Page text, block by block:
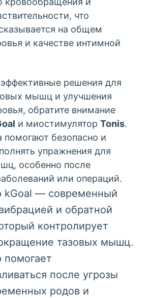
что
на общем
и качестве интимной
решения для
мышц и улучшения
обратите внимание
и миостимулятор Tonis.
помогают безопасно и
упражнения для
особенно после
или операций.
kGoal — современный
и обратной
контролирует
тазовых мышц.
после угрозы
родов и